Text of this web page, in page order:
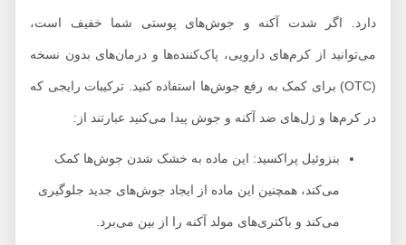
دارد. اگر شدت آکنه و جوش‌های پوستی شما خفیف است،
می‌توانید از کرم‌های دارویی، پاک‌کننده‌ها و درمان‌های بدون نسخه
(OTC) برای کمک به رفع جوش‌ها استفاده کنید. ترکیبات رایجی که
در کرم‌ها و ژل‌های ضد آکنه و جوش‌ پیدا می‌کنید عبارتند از:
بنزوئیل پراکسید: این ماده به خشک شدن جوش‌ها کمک
می‌کند، همچنین این ماده از ایجاد جوش‌های جدید جلوگیری
می‌کند و باکتری‌های مولد آکنه را از بین می‌برد.